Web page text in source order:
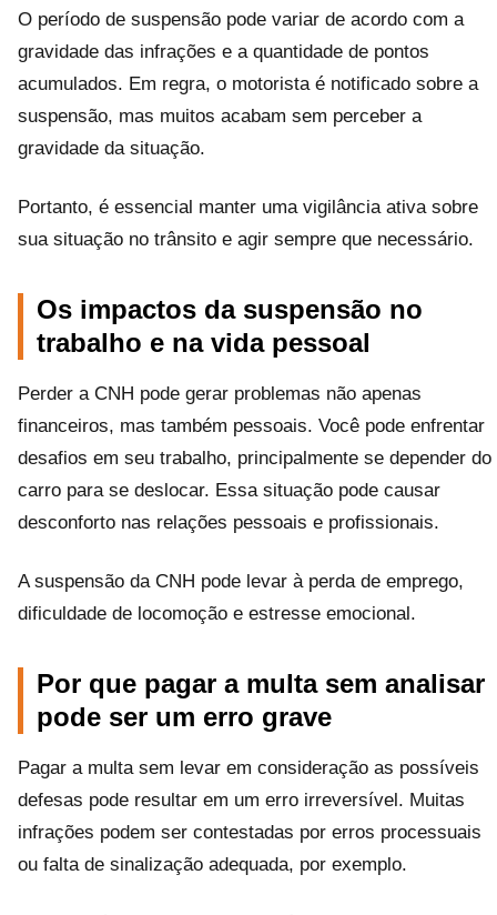
O período de suspensão pode variar de acordo com a
gravidade das infrações e a quantidade de pontos
acumulados. Em regra, o motorista é notificado sobre a
suspensão, mas muitos acabam sem perceber a
gravidade da situação.
Portanto, é essencial manter uma vigilância ativa sobre
sua situação no trânsito e agir sempre que necessário.
Os impactos da suspensão no
trabalho e na vida pessoal
Perder a CNH pode gerar problemas não apenas
financeiros, mas também pessoais. Você pode enfrentar
desafios em seu trabalho, principalmente se depender do
carro para se deslocar. Essa situação pode causar
desconforto nas relações pessoais e profissionais.
A suspensão da CNH pode levar à perda de emprego,
dificuldade de locomoção e estresse emocional.
Por que pagar a multa sem analisar
pode ser um erro grave
Pagar a multa sem levar em consideração as possíveis
defesas pode resultar em um erro irreversível. Muitas
infrações podem ser contestadas por erros processuais
ou falta de sinalização adequada, por exemplo.